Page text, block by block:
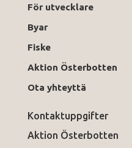
För utvecklare
Byar
Fiske
Aktion Österbotten
Ota yhteyttä
Kontaktuppgifter
Aktion Österbotten